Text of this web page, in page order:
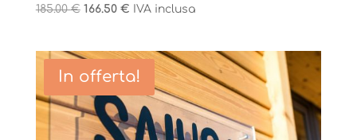
185.00€ Il
185.00 €.
166.50 €Il
166.50 €.
IVA inclusa
In offerta!